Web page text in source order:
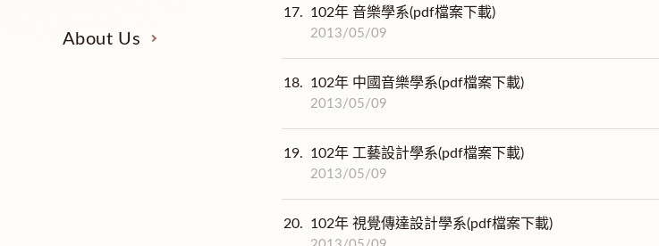
About Us
17. 102年 音樂學系(pdf檔案下載)
2013/05/09
18. 102年 中國音樂學系(pdf檔案下載)
2013/05/09
19. 102年 工藝設計學系(pdf檔案下載)
2013/05/09
20. 102年 視覺傳達設計學系(pdf檔案下載)